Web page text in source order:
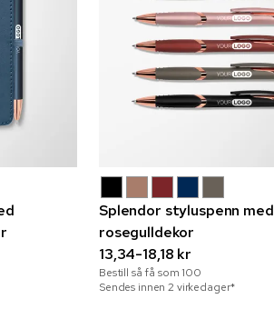
Splendor styluspenn med
rosegulldekor
13,34-18,18 kr
Bestill så få som 100
Sendes innen 2 virkedager*